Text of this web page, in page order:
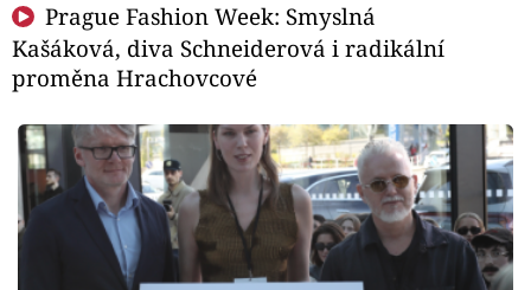
Prague Fashion Week: Smyslná
Kašáková, diva Schneiderová i radikální
proměna Hrachovcové